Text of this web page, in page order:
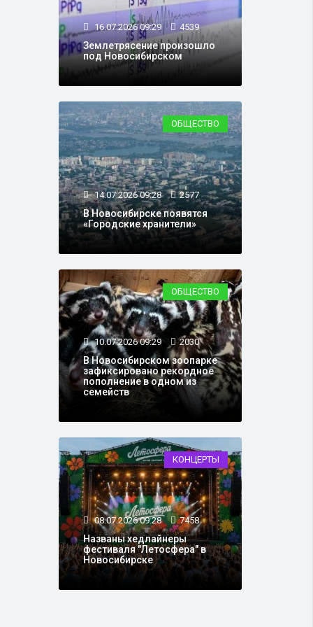
16.07.2026 09:29 4539
Землетрясение произошло
под Новосибирском
ОБЩЕСТВО
14.07.2026 09:28 2577
В Новосибирске появятся
«Городские хранители»
ОБЩЕСТВО
10.07.2026 09:29 2030
В Новосибирском зоопарке
зафиксировано рекордное
пополнение в одном из
семейств
КОНЦЕРТЫ
08.07.2026 09:28 7458
Названы хедлайнеры
фестиваля "Летосфера" в
Новосибирске